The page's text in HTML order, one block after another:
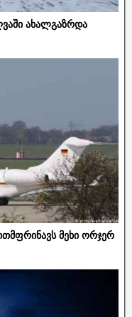
ახალგაზრდა
მეხი ორჯერ